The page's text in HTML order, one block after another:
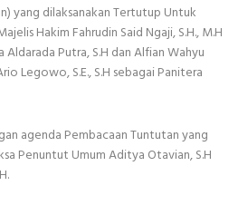
yang dilaksanakan Tertutup Untuk
Hakim Fahrudin Said Ngaji, S.H., M.H
Putra, S.H dan Alfian Wahyu
Legowo, S.E., S.H sebagai Panitera
agenda Pembacaan Tuntutan yang
Penuntut Umum Aditya Otavian, S.H